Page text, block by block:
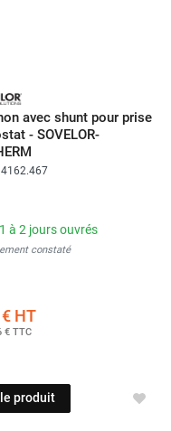
avec shunt pour prise
- SOVELOR-
4162.467
1 à 2 jours ouvrés
constaté
HT
€TTC
produit